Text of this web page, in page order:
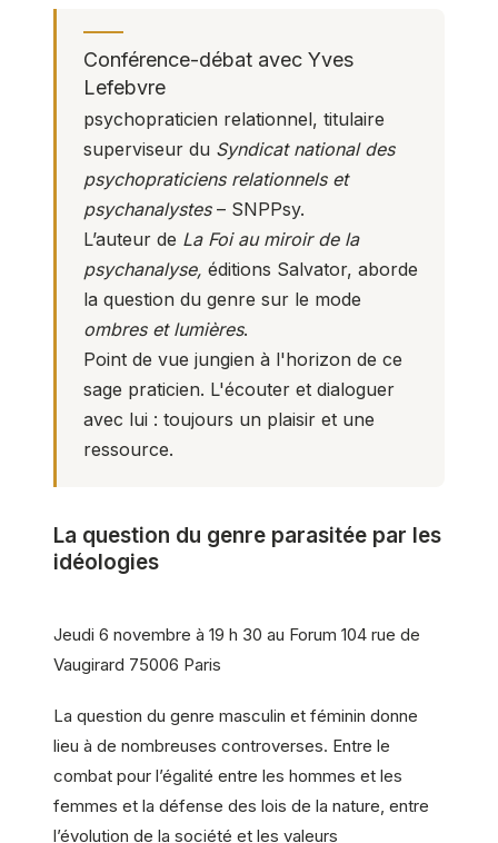
Conférence-débat avec Yves
Lefebvre
psychopraticien relationnel, titulaire
superviseur du Syndicat national des
psychopraticiens relationnelset
psychanalystes– SNPPsy.
L’auteur de La Foi au miroir de la
psychanalyse, éditions Salvator, aborde
la question du genre sur le mode
ombres et lumières.
Point de vue jungien à l'horizon de ce
sage praticien. L'écouter et dialoguer
avec lui : toujours un plaisir et une
ressource.
La question du genre parasitée par les
idéologies
Jeudi 6 novembre à 19 h 30 au Forum 104 rue de
Vaugirard 75006 Paris
La question du genre masculin et féminin donne
lieu à de nombreuses controverses. Entre le
combat pour l’égalité entre les hommes et les
femmes et la défense des lois de la nature, entre
l’évolution de la société et les valeurs